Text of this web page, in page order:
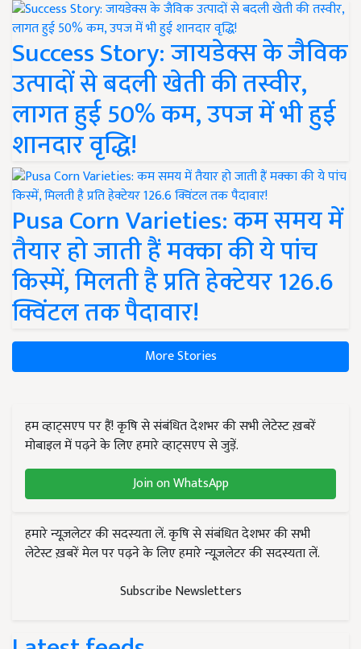
Success Story: जायडेक्स के जैविक
उत्पादों से बदली खेती की तस्वीर,
लागत हुई 50% कम, उपज में भी हुई
शानदार वृद्धि!
Pusa Corn Varieties: कम समय में
तैयार हो जाती हैं मक्का की ये पांच
किस्में, मिलती है प्रति हेक्टेयर 126.6
क्विंटल तक पैदावार!
More Stories
हम व्हाट्सएप पर हैं! कृषि से संबंधित देशभर की सभी लेटेस्ट ख़बरें
मोबाइल में पढ़ने के लिए हमारे व्हाट्सएप से जुड़ें.
Join on WhatsApp
हमारे न्यूज़लेटर की सदस्यता लें. कृषि से संबंधित देशभर की सभी
लेटेस्ट ख़बरें मेल पर पढ़ने के लिए हमारे न्यूज़लेटर की सदस्यता लें.
Subscribe Newsletters